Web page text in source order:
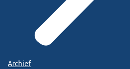
Archief